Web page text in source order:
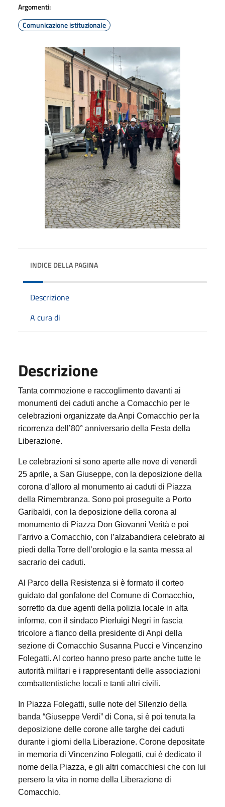
Argomenti:
Comunicazione istituzionale
INDICE DELLA PAGINA
Descrizione
A cura di
Descrizione
Tanta commozione e raccoglimento davanti ai
monumenti dei caduti anche a Comacchio per le
celebrazioni organizzate da Anpi Comacchio per la
ricorrenza dell’80° anniversario della Festa della
Liberazione.
Le celebrazioni si sono aperte alle nove di venerdì
25 aprile, a San Giuseppe, con la deposizione della
corona d’alloro al monumento ai caduti di Piazza
della Rimembranza. Sono poi proseguite a Porto
Garibaldi, con la deposizione della corona al
monumento di Piazza Don Giovanni Verità e poi
l’arrivo a Comacchio, con l’alzabandiera celebrato ai
piedi della Torre dell’orologio e la santa messa al
sacrario dei caduti.
Al Parco della Resistenza si è formato il corteo
guidato dal gonfalone del Comune di Comacchio,
sorretto da due agenti della polizia locale in alta
informe, con il sindaco Pierluigi Negri in fascia
tricolore a fianco della presidente di Anpi della
sezione di Comacchio Susanna Pucci e Vincenzino
Folegatti. Al corteo hanno preso parte anche tutte le
autorità militari e i rappresentanti delle associazioni
combattentistiche locali e tanti altri civili.
In Piazza Folegatti, sulle note del Silenzio della
banda “Giuseppe Verdi” di Cona, si è poi tenuta la
deposizione delle corone alle targhe dei caduti
durante i giorni della Liberazione. Corone depositate
in memoria di Vincenzino Folegatti, cui è dedicato il
nome della Piazza, e gli altri comacchiesi che con lui
persero la vita in nome della Liberazione di
Comacchio.